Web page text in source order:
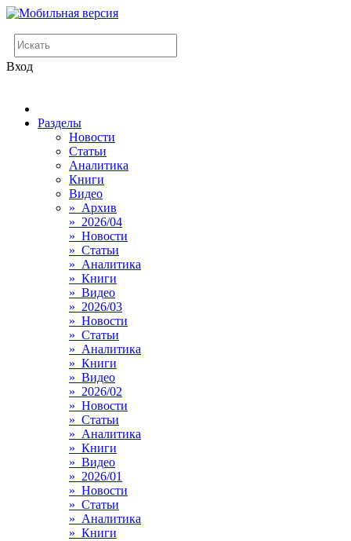
Вход
Разделы
Новости
Статьи
Аналитика
Книги
Видео
» Архив
» 2026/04
» Новости
» Статьи
» Аналитика
» Книги
» Видео
» 2026/03
» Новости
» Статьи
» Аналитика
» Книги
» Видео
» 2026/02
» Новости
» Статьи
» Аналитика
» Книги
» Видео
» 2026/01
» Новости
» Статьи
» Аналитика
» Книги